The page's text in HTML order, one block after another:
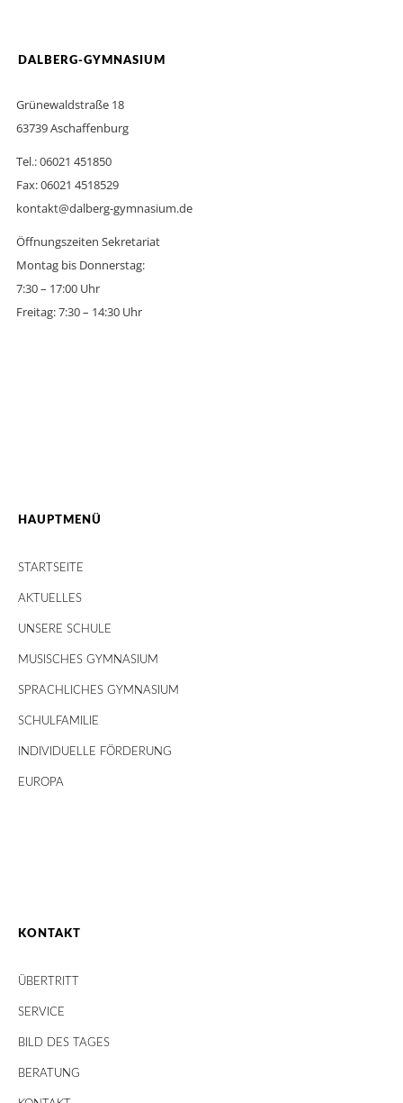
DALBERG-GYMNASIUM
Grünewaldstraße 18
63739 Aschaffenburg
Tel.: 06021 451850
Fax: 06021 4518529
kontakt@dalberg-gymnasium.de
Öffnungszeiten Sekretariat
Montag bis Donnerstag:
7:30 – 17:00 Uhr
Freitag: 7:30 – 14:30 Uhr
HAUPTMENÜ
STARTSEITE
AKTUELLES
UNSERE SCHULE
MUSISCHES GYMNASIUM
SPRACHLICHES GYMNASIUM
SCHULFAMILIE
INDIVIDUELLE FÖRDERUNG
EUROPA
KONTAKT
ÜBERTRITT
SERVICE
BILD DES TAGES
BERATUNG